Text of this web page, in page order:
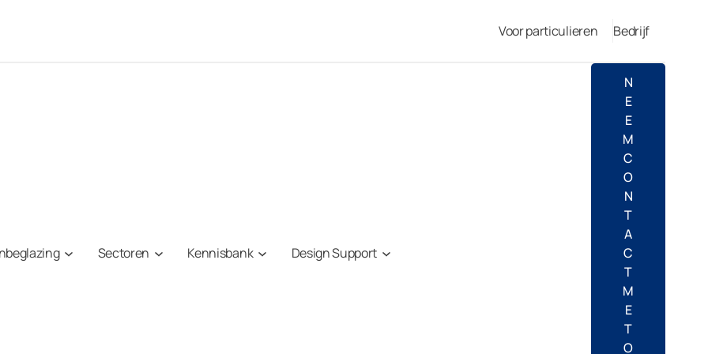
Voor particulieren Bedrijf
Sectoren Kennisbank Design Support
N
E
E
M
C
O
N
T
A
C
T
M
E
T
O